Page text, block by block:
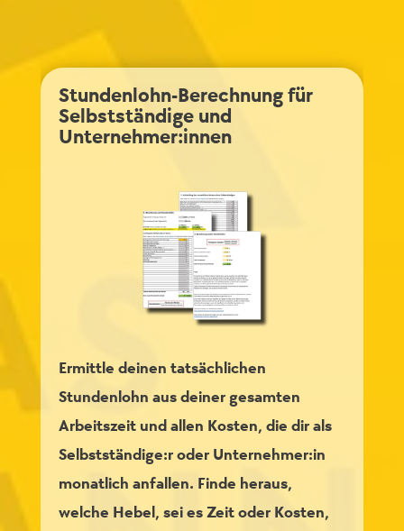
Stundenlohn-Berechnung für
Selbstständige und
Unternehmer:innen
Ermittle deinen tatsächlichen
Stundenlohn aus deiner gesamten
Arbeitszeit und allen Kosten, die dir als
Selbstständige:r oder Unternehmer:in
monatlich anfallen. Finde heraus,
welche Hebel, sei es Zeit oder Kosten,